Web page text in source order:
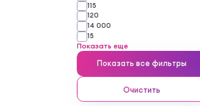
115
120
14 000
15
Показать еще
Показать все фильтры
Очистить